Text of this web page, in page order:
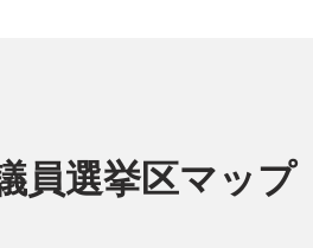
員選挙区マップ